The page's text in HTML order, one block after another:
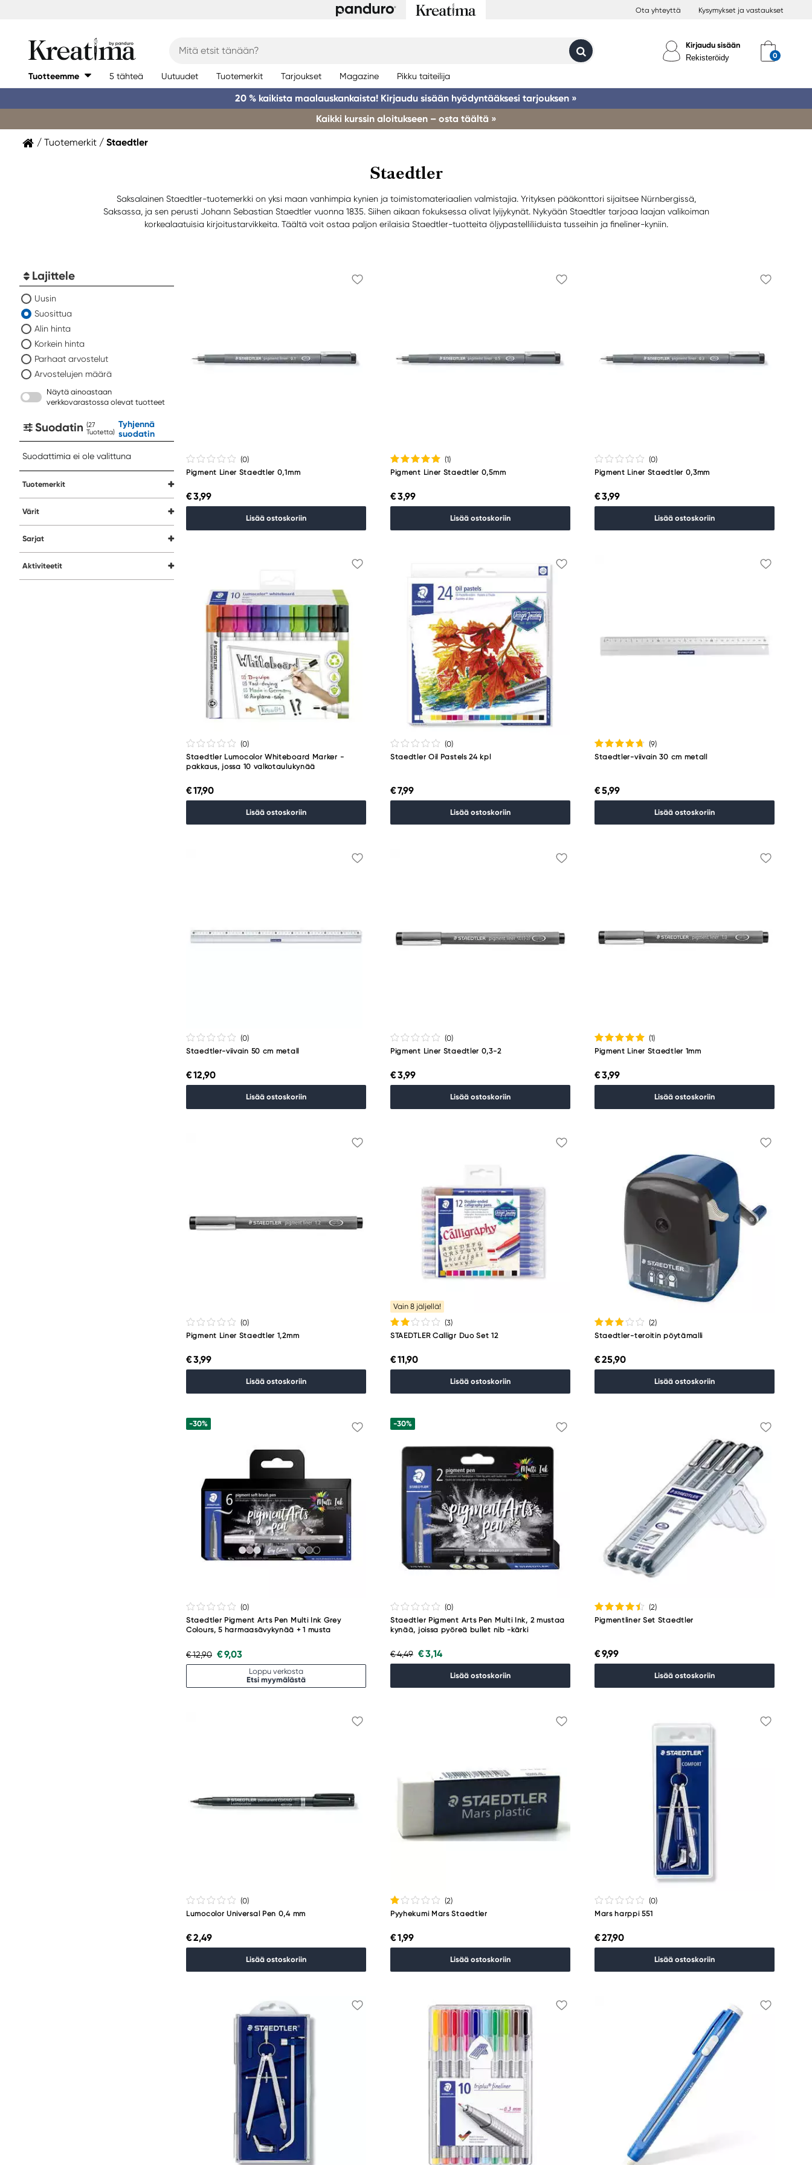
Ota yhteyttä Kysymykset ja vastaukset
Kirjaudu sisään
Rekisteröidy
Tuotteemme 5 tähteä Uutuudet Tuotemerkit Tarjoukset Magazine Pikku taiteilija
20 % kaikista maalauskankaista! Kirjaudu sisään hyödyntääksesi tarjouksen »
Kaikki kurssin aloitukseen – osta täältä »
Tuotemerkit Staedtler
Staedtler
Saksalainen Staedtler-tuotemerkki on yksi maan vanhimpia kynien ja toimistomateriaalien valmistajia. Yrityksen pääkonttori sijaitsee Nürnbergissä,
Saksassa, ja sen perusti Johann Sebastian Staedtler vuonna 1835. Siihen aikaan fokuksessa olivat lyijykynät. Nykyään Staedtler tarjoaa laajan valikoiman
korkealaatuisia kirjoitustarvikkeita. Täältä voit ostaa paljon erilaisia Staedtler-tuotteita öljypastelliliiduista tusseihin ja fineliner-kyniin.
Lajittele
Uusin
Suosittua
Alin hinta
Korkein hinta
Parhaat arvostelut
Arvostelujen määrä
Näytä ainoastaan
verkkovarastossa olevat tuotteet
Suodatin (
Tuotetta)
Tyhjennä
suodatin
Suodattimia ei ole valittuna
Tuotemerkit
Värit
Sarjat
Aktiviteetit
(0)
Pigment Liner Staedtler 0,1mm
€ 3,99
Lisää ostoskoriin
(1)
Pigment Liner Staedtler 0,5mm
€ 3,99
Lisää ostoskoriin
(0)
Pigment Liner Staedtler 0,3mm
€ 3,99
Lisää ostoskoriin
(0)
Staedtler Lumocolor Whiteboard Marker -
pakkaus, jossa 10 valkotaulukynää
€ 17,90
Lisää ostoskoriin
(0)
Staedtler Oil Pastels 24 kpl
€ 7,99
Lisää ostoskoriin
(9)
Staedtler-viivain 30 cm metall
€ 5,99
Lisää ostoskoriin
(0)
Staedtler-viivain 50 cm metall
€ 12,90
Lisää ostoskoriin
(0)
Pigment Liner Staedtler 0,3-2
€ 3,99
Lisää ostoskoriin
(1)
Pigment Liner Staedtler 1mm
€ 3,99
Lisää ostoskoriin
(0)
Pigment Liner Staedtler 1,2mm
€ 3,99
Lisää ostoskoriin
Vain 8 jäljellä!
(3)
STAEDTLER Calligr Duo Set 12
€ 11,90
Lisää ostoskoriin
(2)
Staedtler-teroitin pöytämalli
€ 25,90
Lisää ostoskoriin
-30%
(0)
Staedtler Pigment Arts Pen Multi Ink Grey
Colours, 5 harmaasävykynää + 1 musta
€ 12,90 € 9,03
Loppu verkosta
Etsi myymälästä
-30%
(0)
Staedtler Pigment Arts Pen Multi Ink, 2 mustaa
kynää, joissa pyöreä bullet nib -kärki
€ 4,49 € 3,14
Lisää ostoskoriin
(2)
Pigmentliner Set Staedtler
€ 9,99
Lisää ostoskoriin
(0)
Lumocolor Universal Pen 0,4 mm
€ 2,49
Lisää ostoskoriin
(2)
Pyyhekumi Mars Staedtler
€ 1,99
Lisää ostoskoriin
(0)
Mars harppi 551
€ 27,90
Lisää ostoskoriin